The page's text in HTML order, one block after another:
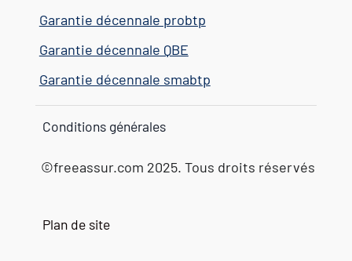
Garantie décennale probtp
Garantie décennale QBE
Garantie décennale smabtp
Conditions générales
©freeassur.com 2025. Tous droits réservés
Plan de site